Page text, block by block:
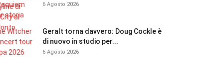
6 Agosto 2026
Geralt torna davvero: Doug Cockle è
di nuovo in studio per...
6 Agosto 2026